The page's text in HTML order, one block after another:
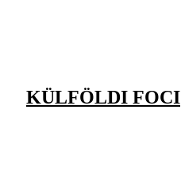
KÜLFÖLDI FOCI